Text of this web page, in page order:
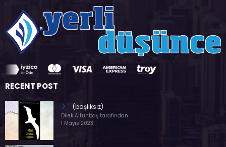
RECENT POST
(başlıksız)
Dilek Altunbaş tarafından
1 Mayıs 2023